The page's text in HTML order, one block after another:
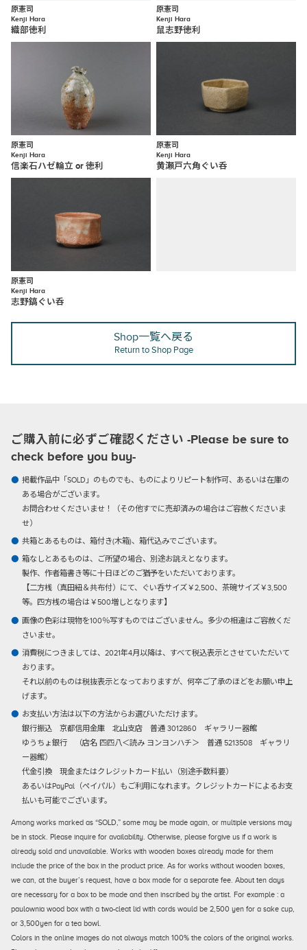
原憲司
Kenji Hara
織部徳利
原憲司
Kenji Hara
鼠志野徳利
原憲司
Kenji Hara
信楽石ハゼ輪立 or 徳利
原憲司
Kenji Hara
黄瀬戸六角ぐい呑
原憲司
Kenji Hara
志野鎬ぐい呑
Shop一覧へ戻る
Return to Shop Page
ご購入前に必ずご確認ください -Please be sure to
check before you buy-
掲載作品中「SOLD」のものでも、ものによりリピート制作可、あるいは在庫の
ある場合がございます。
お問合わせくださいませ！（その他すでに売却済みの場合はご容赦くださいま
せ）
共箱とあるものは、箱付き(木箱)、箱代込みでございます。
箱なしとあるものは、ご所望の場合、別途お誂えとなります。
製作、作者箱書き等に十日ほどのご猶予をいただいております。
【二方桟（真田紐＆共布付）にて、ぐい呑サイズ￥2,500、茶碗サイズ￥3,500
等。四方桟の場合は￥500増しとなります】
画像の色彩は現物を100％写すものではございません。多少の相違はご容赦くだ
さいませ。
消費税につきましては、2021年4月以降は、すべて税込表示とさせていただいて
おります。
それ以前のものは税抜表示となっておりますが、何卒ご了承のほどをお願い申上
げます。
お支払い方法は以下の方法からお選びいただけます。
銀行振込京都信用金庫 北山支店 普通 3012860 ギャラリー器館
ゆうちょ銀行 （店名 四四八＜読み ヨンヨンハチ＞ 普通 5213508 ギャラリ
ー器館）
代金引換現金またはクレジットカード払い（別途手数料要）
あるいはPayPal（ペイパル）もご利用になれます。クレジットカードによるお支
払いも可能でございます。
Among works marked as “SOLD,” some may be made again, or multiple versions may
be in stock. Please inquire for availability. Otherwise, please forgive us if a work is
already sold and unavailable. Works with wooden boxes already made for them
include the price of the box in the product price. As for works without wooden boxes,
we can, at the buyer’s request, have a box made for a separate fee. About ten days
are necessary for a box to be made and then inscribed by the artist. For example : a
paulownia wood box with a two-cleat lid with cords would be 2,500 yen for a sake cup,
or 3,500yen for a tea bowl.
Colors in the online images do not always match 100% the colors of the original works.